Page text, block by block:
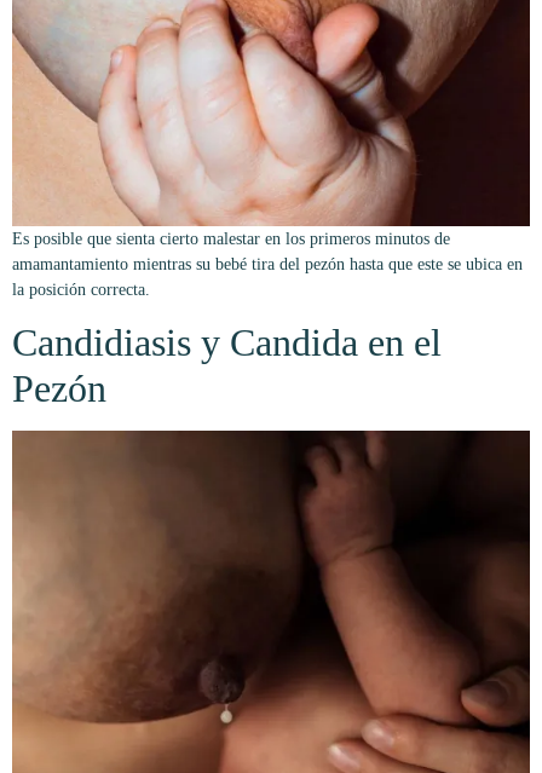
Es posible que sienta cierto malestar en los primeros minutos de
amamantamiento mientras su bebé tira del pezón hasta que este se ubica en
la posición correcta.
Candidiasis y Candida en el
Pezón